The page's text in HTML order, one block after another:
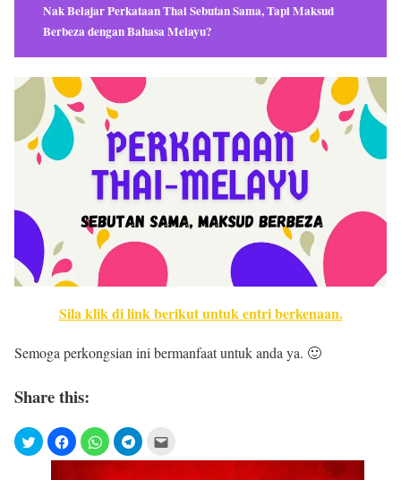
Nak Belajar Perkataan Thai Sebutan Sama, Tapi Maksud
Berbeza dengan Bahasa Melayu?
Sila klik di link berikut untuk entri berkenaan.
Semoga perkongsian ini bermanfaat untuk anda ya. 🙂
Share this: